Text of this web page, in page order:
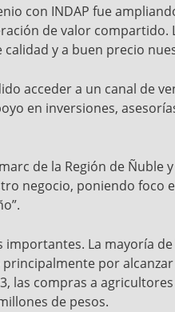
con INDAP fue
de valor compartido.
y a buen precio
acceder a un canal de
en inversiones,
de la Región de Ñuble
negocio, poniendo foco
importantes. La mayoría
por
compras a
de pesos.